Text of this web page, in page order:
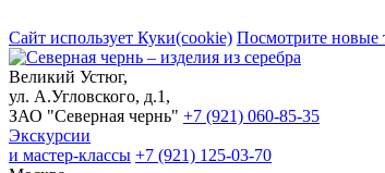
Сайт использует Куки(cookie) Посмотрите новые
Великий Устюг,
ул. А.Угловского, д.1,
ЗАО "Северная чернь" +7 (921) 060-85-35
Экскурсии
и мастер-классы +7 (921) 125-03-70